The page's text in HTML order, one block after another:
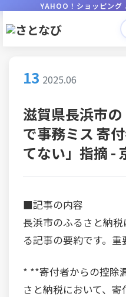
YAHOO！ショッピング
13 2025.06
滋賀県長浜市の
で事務ミス 寄
てない」指摘 -
■記事の内容
長浜市のふるさと納
る記事の要約です。重
* **寄付者からの控除
さと納税において、